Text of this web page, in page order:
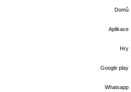
Domů
Aplikace
Hry
Google play
Whatsapp